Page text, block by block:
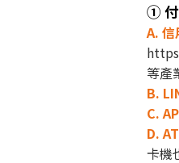
①
A.
等產
B.
C.
D.
卡機